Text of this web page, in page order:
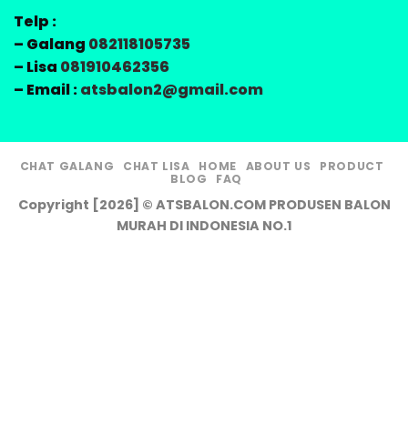
Telp :
– Galang 082118105735
– Lisa 081910462356
– Email :atsbalon2@gmail.com
CHAT GALANG CHAT LISA HOME ABOUT US
PRODUCT
BLOG
FAQ
Copyright [2026] © ATSBALON.COM PRODUSEN BALON
MURAH DI INDONESIA NO.1